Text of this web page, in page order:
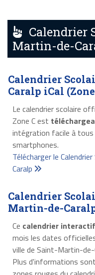
Calendrier
Martin-de-
Calendrier
Caralp iCal
Le calendrier scolaire
Zone C est
intégration facile à
smartphones.
Télécharger le
Caralp
Calendrier
Martin-de-
Ce calendrier interactif
mois les dates
ville de Saint-Martin-de-
Plus d'informations